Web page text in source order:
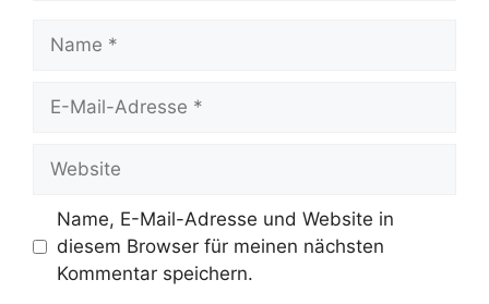
Name
Website
Name, E-Mail-Adresse und Website in
diesem Browser für meinen nächsten
Kommentar speichern.